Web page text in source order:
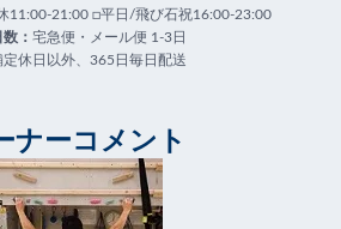
11:00-21:00 □平日/飛び石祝16:00-23:00
： 宅急便・メール便 1-3日
休日以外、365日毎日配送
ナーコメント